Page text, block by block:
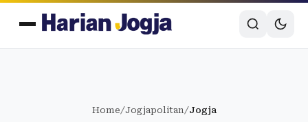
Home/Jogjapolitan/Jogja